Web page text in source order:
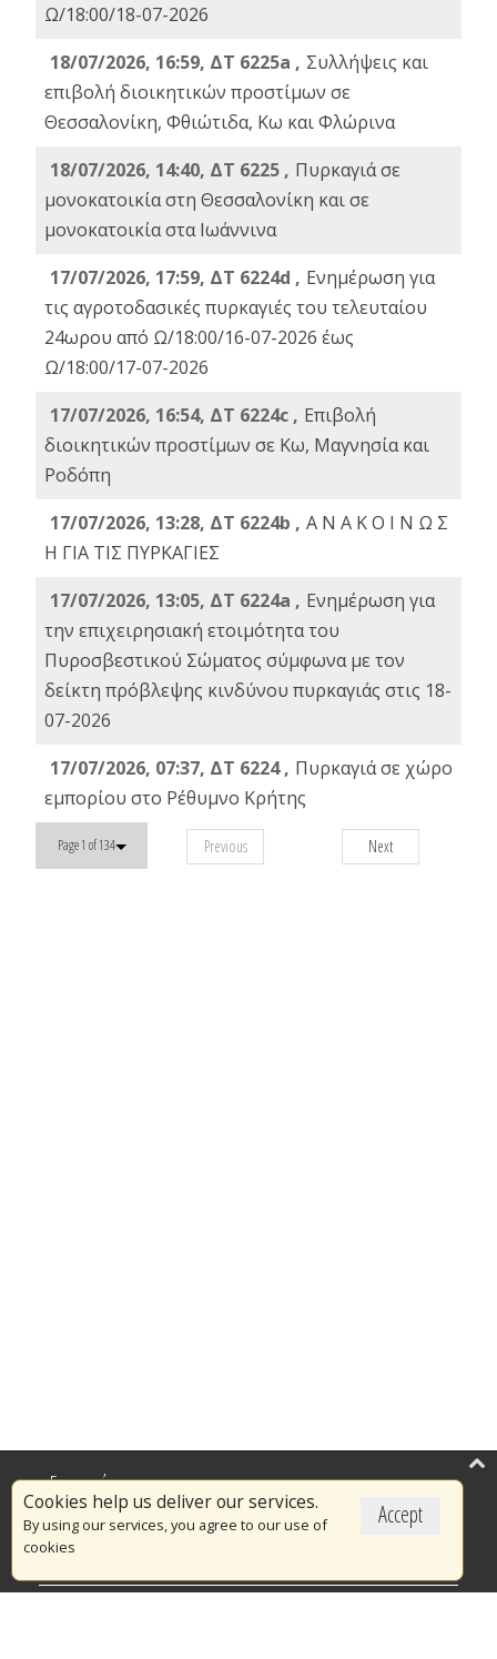
Ω/18:00/18-07-2026
18/07/2026, 16:59, ΔT 6225a , Συλλήψεις και
επιβολή διοικητικών προστίμων σε
Θεσσαλονίκη, Φθιώτιδα, Κω και Φλώρινα
18/07/2026, 14:40, ΔΤ 6225 , Πυρκαγιά σε
μονοκατοικία στη Θεσσαλονίκη και σε
μονοκατοικία στα Ιωάννινα
17/07/2026, 17:59, ΔΤ 6224d , Ενημέρωση για
τις αγροτοδασικές πυρκαγιές του τελευταίου
24ωρου από Ω/18:00/16-07-2026 έως
Ω/18:00/17-07-2026
17/07/2026, 16:54, ΔΤ 6224c , Επιβολή
διοικητικών προστίμων σε Κω, Μαγνησία και
Ροδόπη
17/07/2026, 13:28, ΔΤ 6224b , Α Ν Α Κ Ο Ι Ν Ω Σ
Η ΓΙΑ ΤΙΣ ΠΥΡΚΑΓΙΕΣ
17/07/2026, 13:05, ΔΤ 6224a , Ενημέρωση για
την επιχειρησιακή ετοιμότητα του
Πυροσβεστικού Σώματος σύμφωνα με τον
δείκτη πρόβλεψης κινδύνου πυρκαγιάς στις 18-
07-2026
17/07/2026, 07:37, ΔΤ 6224 , Πυρκαγιά σε χώρο
εμπορίου στο Ρέθυμνο Κρήτης
Page 1 of 134 Previous Next
Accept
Cookies help us deliver our services.
By using our services, you agree to our use of
cookies
Επικαιρότητα
Το Πυροσβεστικό Σώμα